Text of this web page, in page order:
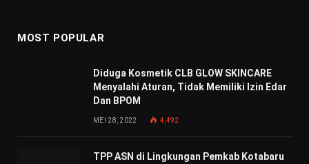
MOST POPULAR
Diduga Kosmetik CLB GLOW SKINCARE
Menyalahi Aturan, Tidak Memiliki Izin Edar
Dan BPOM
MEI 28, 2022 4,492
TPP ASN di Lingkungan Pemkab Kotabaru